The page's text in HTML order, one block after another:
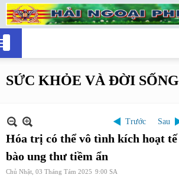
SỨC KHỎE VÀ ĐỜI SỐNG
Trước Sau
Hóa trị có thể vô tình kích hoạt tế
bào ung thư tiềm ẩn
Chủ Nhật, 03 Tháng Tám 2025 9:00 SA